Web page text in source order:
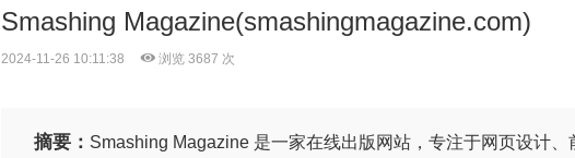
Smashing Magazine(smashingmagazine.com)
2024-11-26 10:11:38 浏览 3687 次
摘要： Smashing Magazine 是一家在线出版网站，专注于网页设计